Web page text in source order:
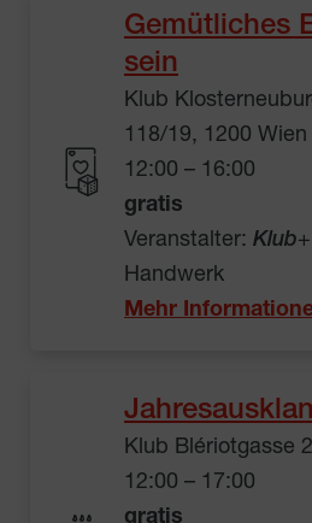
Gemütliches
sein
Klub
118/19, 1200 Wien
12:00 – 16:00
gratis
Veranstalter: Klub
Handwerk
Mehr
Klub Blériotgasse
12:00 – 17:00
gratis